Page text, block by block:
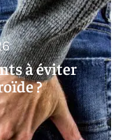
à éviter
?